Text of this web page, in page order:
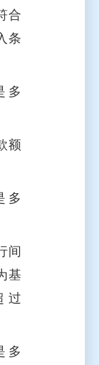
合
条
多
额
多
间
基
过
多